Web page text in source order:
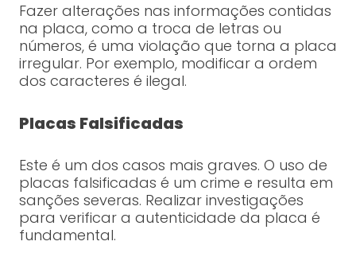
Fazer alterações nas informações contidas
na placa, como a troca de letras ou
números, é uma violação que torna a placa
irregular. Por exemplo, modificar a ordem
dos caracteres é ilegal.
Placas Falsificadas
Este é um dos casos mais graves. O uso de
placas falsificadas é um crime e resulta em
sanções severas. Realizar investigações
para verificar a autenticidade da placa é
fundamental.